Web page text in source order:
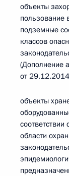
объекты
пользование
подземные
классов
(Дополнение
от
объекты
области